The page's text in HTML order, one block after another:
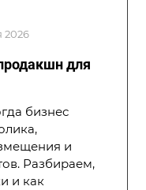
2026
для
бизнес
и
Разбираем,
и как